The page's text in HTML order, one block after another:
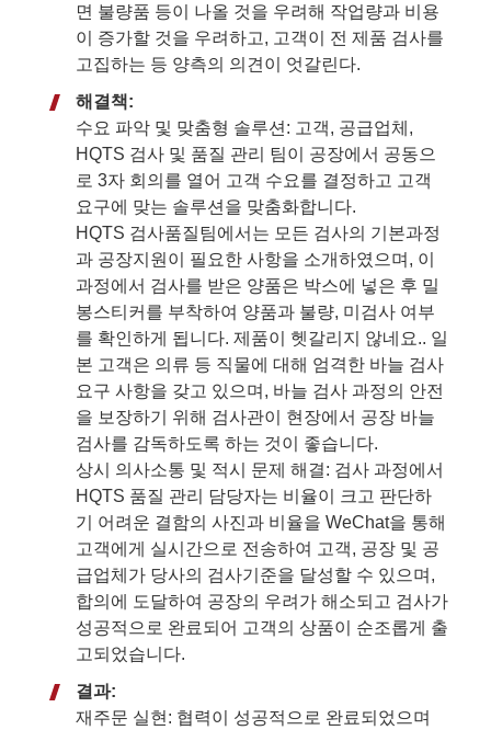
면 불량품 등이 나올 것을 우려해 작업량과 비용
이 증가할 것을 우려하고, 고객이 전 제품 검사를
고집하는 등 양측의 의견이 엇갈린다.
해결책:
수요 파악 및 맞춤형 솔루션: 고객, 공급업체,
HQTS 검사 및 품질 관리 팀이 공장에서 공동으
로 3자 회의를 열어 고객 수요를 결정하고 고객
요구에 맞는 솔루션을 맞춤화합니다.
HQTS 검사품질팀에서는 모든 검사의 기본과정
과 공장지원이 필요한 사항을 소개하였으며, 이
과정에서 검사를 받은 양품은 박스에 넣은 후 밀
봉스티커를 부착하여 양품과 불량, 미검사 여부
를 확인하게 됩니다. 제품이 헷갈리지 않네요.. 일
본 고객은 의류 등 직물에 대해 엄격한 바늘 검사
요구 사항을 갖고 있으며, 바늘 검사 과정의 안전
을 보장하기 위해 검사관이 현장에서 공장 바늘
검사를 감독하도록 하는 것이 좋습니다.
상시 의사소통 및 적시 문제 해결: 검사 과정에서
HQTS 품질 관리 담당자는 비율이 크고 판단하
기 어려운 결함의 사진과 비율을 WeChat을 통해
고객에게 실시간으로 전송하여 고객, 공장 및 공
급업체가 당사의 검사기준을 달성할 수 있으며,
합의에 도달하여 공장의 우려가 해소되고 검사가
성공적으로 완료되어 고객의 상품이 순조롭게 출
고되었습니다.
결과:
재주문 실현: 협력이 성공적으로 완료되었으며